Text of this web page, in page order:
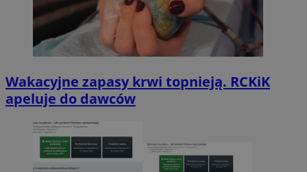
Wakacyjne zapasy krwi topnieją. RCKiK
apeluje do dawców